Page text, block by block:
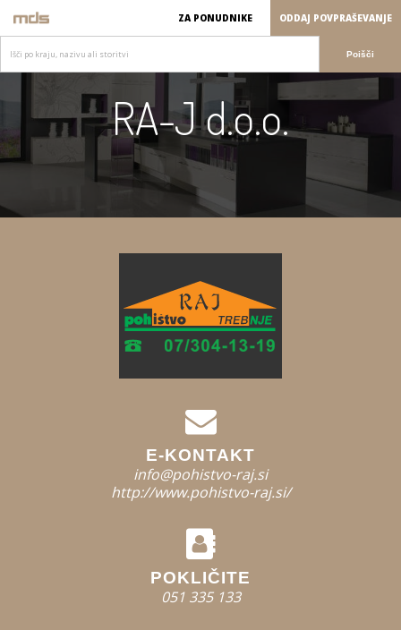
ZA PONUDNIKE ODDAJ POVPRAŠEVANJE
Poišči
RA-J d.o.o.
E-KONTAKT
info@pohistvo-raj.si
http://www.pohistvo-raj.si/
POKLIČITE
051 335 133